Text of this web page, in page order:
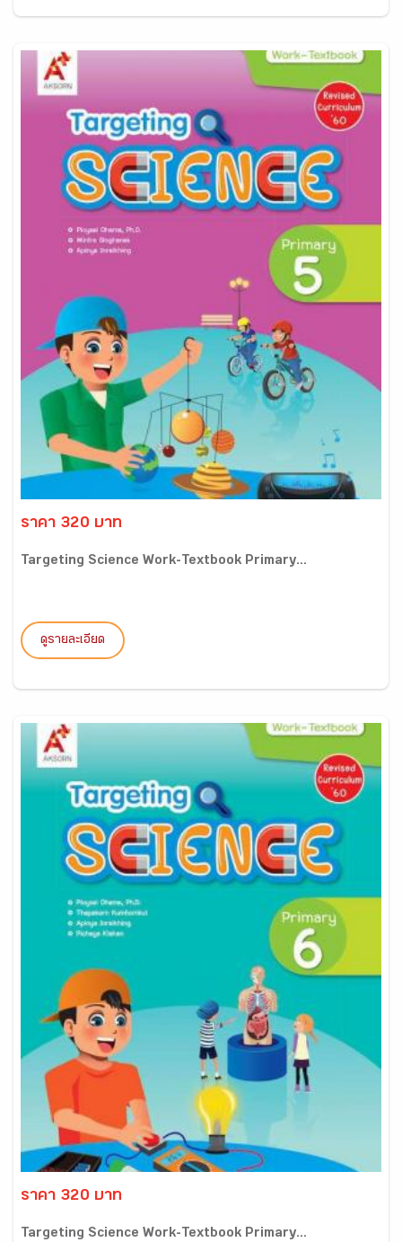
ราคา 320 บาท
Targeting Science Work-Textbook Primary...
ดูรายละเอียด
ราคา 320 บาท
Targeting Science Work-Textbook Primary...